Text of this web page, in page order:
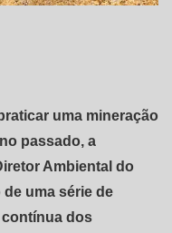
uma mineração
passado, a
Ambiental do
uma série de
dos